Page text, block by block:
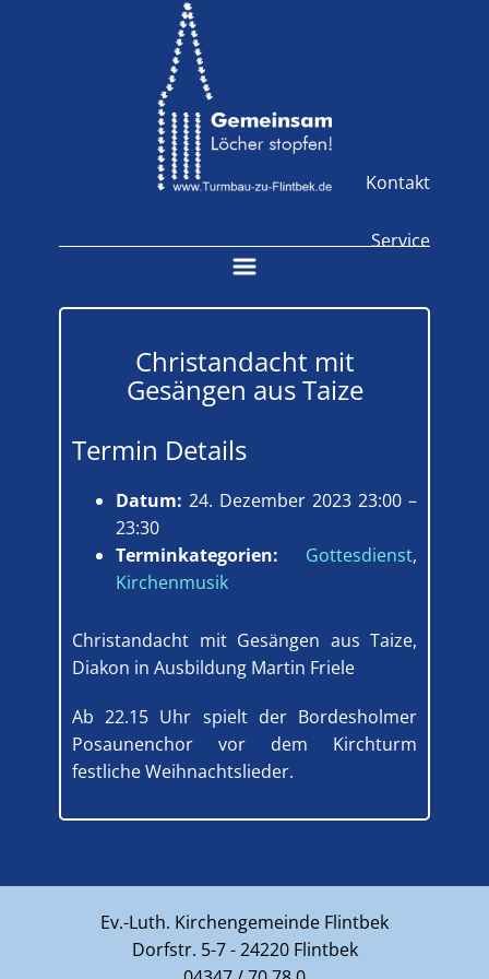
Kontakt
Service
Christandacht mit
Gesängen aus Taize
Termin Details
Datum: 24. Dezember 2023 23:00 –
23:30
Terminkategorien:
Gottesdienst,
Kirchenmusik
Christandacht mit Gesängen aus Taize,
Diakon in Ausbildung Martin Friele
Ab 22.15 Uhr spielt der Bordesholmer
Posaunenchor vor dem Kirchturm
festliche Weihnachtslieder.
Ev.-Luth. Kirchengemeinde Flintbek
Dorfstr. 5-7 - 24220 Flintbek